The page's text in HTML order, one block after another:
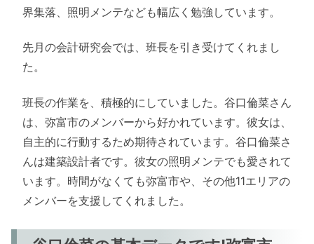
界集落、照明メンテなども幅広く勉強しています。
先月の会計研究会では、班長を引き受けてくれまし
た。
班長の作業を、積極的にしていました。谷口倫菜さん
は、弥富市のメンバーから好かれています。彼女は、
自主的に行動するため期待されています。谷口倫菜さ
んは建築設計者です。彼女の照明メンテでも愛されて
います。時間がなくても弥富市や、その他11エリアの
メンバーを支援してくれました。